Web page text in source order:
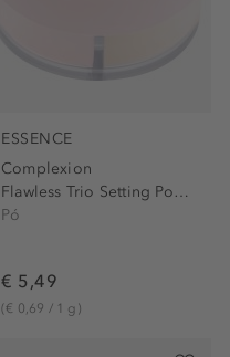
ESSENCE
Complexion
Flawless Trio Setting Powder
Pó
€ 5,49
(€ 0,69 / 1 g)